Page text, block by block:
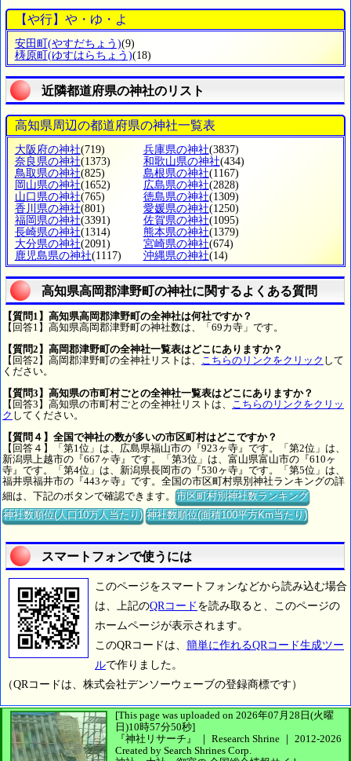
【や行】や・ゆ・よ
安田町 (やすだちょう)(9)
梼原町 (ゆすはらちょう)(18)
近隣都道府県の神社のリスト
高知県周辺の都道府県の神社一覧表
大阪府の神社(719) 兵庫県の神社(3837)
奈良県の神社(1373) 和歌山県の神社(434)
鳥取県の神社(825) 島根県の神社(1167)
岡山県の神社(1652) 広島県の神社(2828)
山口県の神社(765) 徳島県の神社(1309)
香川県の神社(801) 愛媛県の神社(1250)
福岡県の神社(3391) 佐賀県の神社(1095)
長崎県の神社(1314) 熊本県の神社(1379)
大分県の神社(2091) 宮崎県の神社(674)
鹿児島県の神社(1117) 沖縄県の神社(14)
高知県高岡郡津野町の神社に関するよくある質問
【質問1】高知県高岡郡津野町の全神社は何社ですか？
【回答1】高知県高岡郡津野町の神社数は、「69カ寺」です。
【質問2】高岡郡津野町の全神社一覧表はどこにありますか？
【回答2】高岡郡津野町の全神社リストは、
こちらのリンクをクリック して
ください。
【質問3】高知県の市町村ごとの全神社一覧表はどこにありますか？
【回答3】高知県の市町村ごとの全神社リストは、
こちらのリンクをクリッ
ク してください。
【質問４】全国で神社の数が多いの市区町村はどこですか？
【回答４】「第1位」は、広島県福山市の『923ヶ寺』です。「第2位」は、
新潟県上越市の『667ヶ寺』です。「第3位」は、富山県富山市の『610ヶ
寺』です。「第4位」は、新潟県長岡市の『530ヶ寺』です。「第5位」は、
福井県福井市の『443ヶ寺』です。全国の市区町村県別神社ランキングの詳
細は、下記のボタンで確認できます。市区町村別神社数ランキング
神社数順位(人口10万人当たり) 神社数順位(面積100平方Km当たり)
スマートフォンで使うには
このページをスマートフォンなどから読み込む場合
は、上記のQRコード を読み取ると、このページの
ホームページが表示されます。
このQRコードは、 簡単に作れるQRコード生成ツー
ルで作りました。
（QRコードは、株式会社デンソーウェーブの登録商標です）
[This page was uploaded on 2026年07月28日(火曜
日)10時57分50秒]
『神社リサーチ』 ｜ Research Shrine ｜ 2012-2026
Created by Search Shrines Corp.